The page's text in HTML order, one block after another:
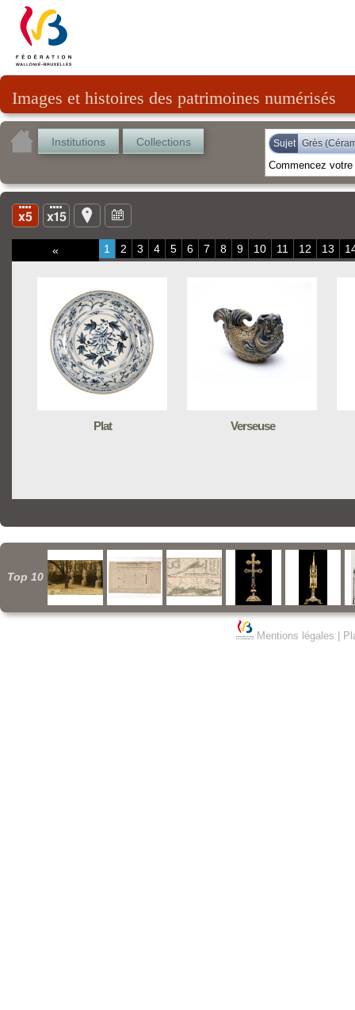
Images et histoires des patrimoines numérisés
Institutions Collections Sujet Grès
« 1 2 3 4 5 6 7 8 9 10 11 12 13
Plat Verseuse
Top 10
Mentions légales